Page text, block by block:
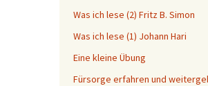
Was ich lese (2) Fritz B. Simon
Was ich lese (1) Johann Hari
Eine kleine Übung
Fürsorge erfahren und